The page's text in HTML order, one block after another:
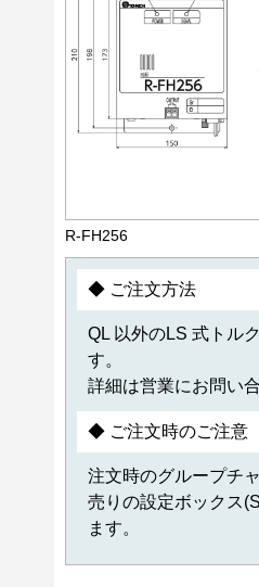
R-FH256
◆ ご注文方法
QL 以外のLS 式トル
す。
詳細は営業にお問い
◆ ご注文時のご注意
注文時のグループチ
売りの設定ボックス
ます。